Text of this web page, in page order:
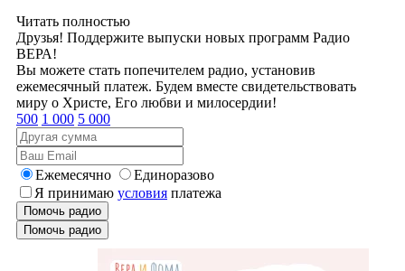
Читать полностью
Друзья! Поддержите выпуски новых программ Радио
ВЕРА!
Вы можете стать попечителем радио, установив
ежемесячный платеж. Будем вместе свидетельствовать
миру о Христе, Его любви и милосердии!
500 1 000 5 000
Ежемесячно
Единоразово
Я принимаю условия платежа
Помочь радио
Помочь радио